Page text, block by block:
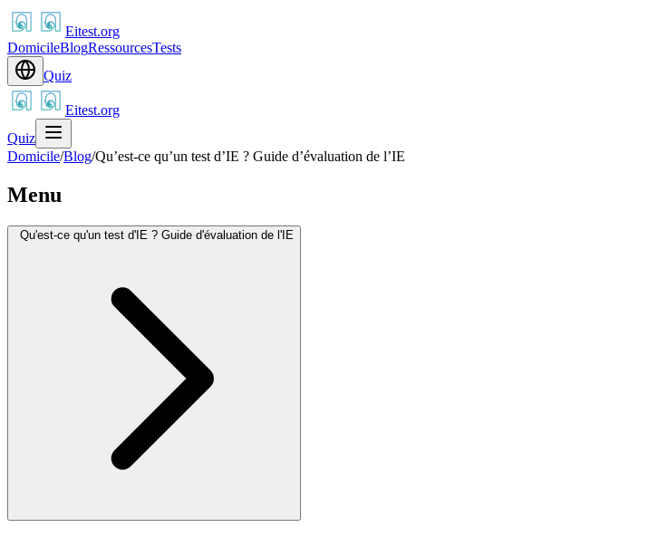
Eitest.org
DomicileBlogRessourcesTests
Quiz
Eitest.org
Quiz
Domicile/Blog/Qu’est-ce qu’un test d’IE ? Guide d’évaluation de l’IE
Menu
Qu'est-ce qu'un test d'IE ? Guide d'évaluation de l'IE